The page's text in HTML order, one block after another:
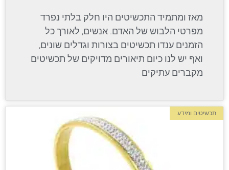
מאז ומתמיד התכשיטים היו חלק בלתי נפרד
מפרטי הלבוש של האדם. אנשים, לאורך כל
הזמנים ענדו תכשיטים בצורות וגדלים שונים,
ואף יש לנו כיום תיאורים מדויקים של תכשיטים
מקברים עתיקים
תכשיטים ומידע